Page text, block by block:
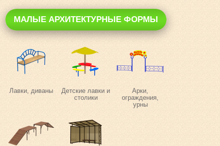
МАЛЫЕ АРХИТЕКТУРНЫЕ ФОРМЫ
Лавки, диваны
Детские лавки и
столики
Арки,
ограждения,
урны